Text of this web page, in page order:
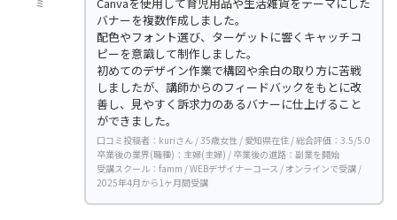
ミ
バナーを複数作成しました。
配色やフォント選び、ターゲットに響くキャッチコ
ピーを意識して制作しました。
初めてのデザイン作業で構図や余白の取り方に苦戦
しましたが、講師からのフィードバックをもとに改
善し、見やすく訴求力のあるバナーに仕上げること
ができました。
口コミ投稿者：kuriさん / 35歳女性 / 愛知県在住 / 総合評価：3.5/5.0
卒業後の業界(職種)：主婦(主婦) / 卒業後の進路：副業を開始
受講スクール：famm / WEBデザイナーコース / オンラインで受講 /
2025年4月から1ヶ月間受講